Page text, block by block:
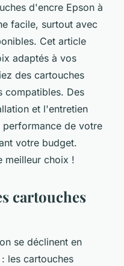
d'encre Epson à
facile, surtout avec
Cet article
adaptés à vos
des cartouches
compatibles. Des
et l'entretien
de votre
votre budget.
meilleur choix !
cartouches
se déclinent en
les cartouches